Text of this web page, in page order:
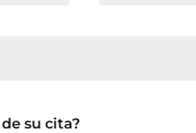
su cita?